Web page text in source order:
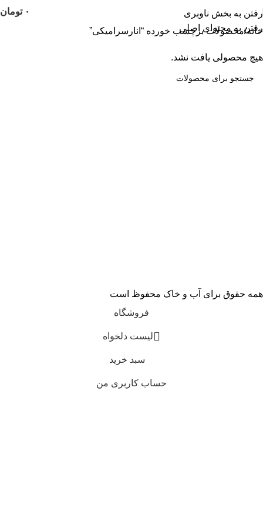
رفتن به بخش ناوبری
رفتن به محتوای اصلی
۰ تومان
خانه محصولات برچسب خورده “انارسرامیکی”
هیچ محصولی یافت نشد.
همه حقوق برای آب و خاک محفوظ است
فروشگاه
لیست دلخواه
سبد خرید
حساب کاربری من